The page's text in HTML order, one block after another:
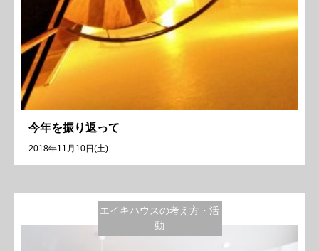
今年を振り返って
2018年11月10日(土)
エイキハウスの考え方・活
動